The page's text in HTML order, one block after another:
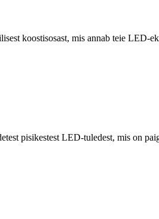
koostisosast, mis annab teie LED-
pisikestest LED-tuledest, mis on